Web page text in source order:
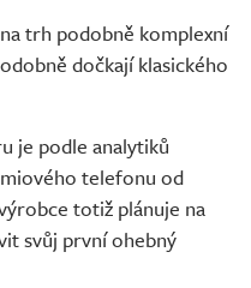
trh podobně komplexní
dočkají klasického
je podle analytiků
telefonu od
totiž plánuje na
svůj první ohebný